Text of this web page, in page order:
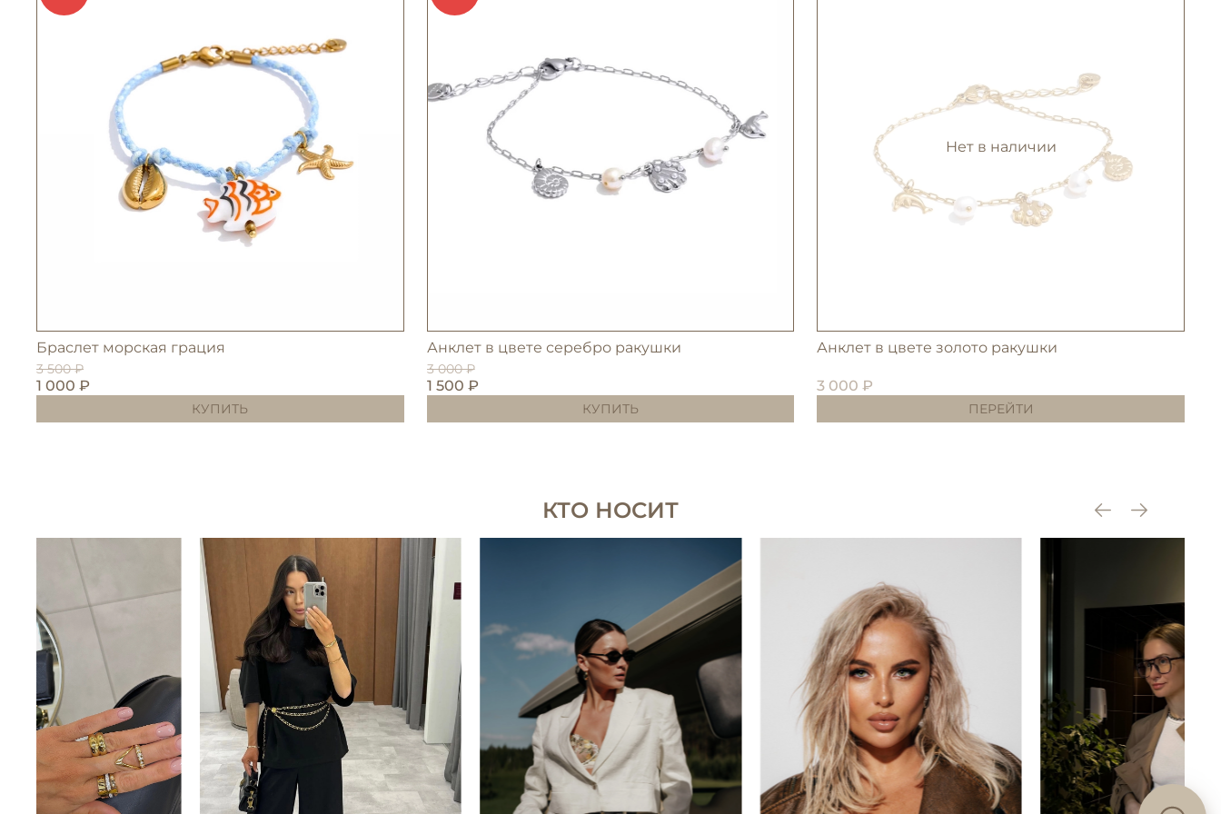
Браслет морская грация
3 500 ₽
1 000 ₽
КУПИТЬ
Анклет в цвете серебро ракушки
3 000 ₽
1 500 ₽
КУПИТЬ
Нет в наличии
Анклет в цвете золото ракушки
3 000 ₽
ПЕРЕЙТИ
КТО НОСИТ